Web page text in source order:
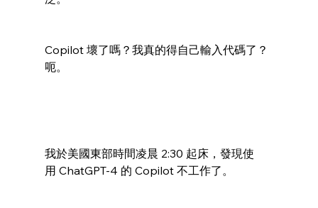
Copilot 壞了嗎？我真的得自己輸入代碼了？
呃。
我於美國東部時間凌晨 2:30 起床，發現使
用 ChatGPT-4 的 Copilot 不工作了。